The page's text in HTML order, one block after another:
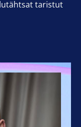
taristut